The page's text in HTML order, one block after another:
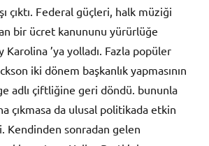
çıktı. Federal güçleri, halk müziği
bir ücret kanununu yürürlüğe
Karolina ’ya yolladı. Fazla popüler
iki dönem başkanlık yapmasının
adlı çiftliğine geri döndü. bununla
çıkmasa da ulusal politikada etkin
Kendinden sonradan gelen